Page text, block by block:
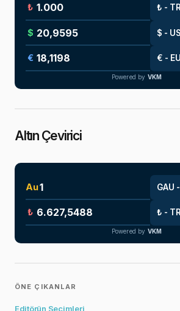
₺
$
€
Powered by VKM
Altın Çevirici
Au
₺
Powered by VKM
ÖNE ÇIKANLAR
Editörün Seçimleri